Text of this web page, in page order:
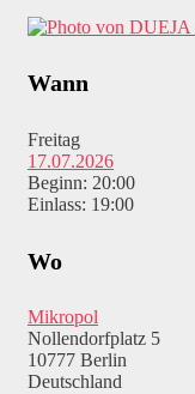
Wann
Freitag
17.07.2026
Beginn: 20:00
Einlass: 19:00
Wo
Mikropol
Nollendorfplatz 5
10777 Berlin
Deutschland